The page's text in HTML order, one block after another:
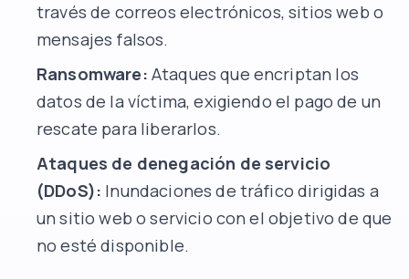
través de correos electrónicos, sitios web o
mensajes falsos.
Ransomware: Ataques que encriptan los
datos de la víctima, exigiendo el pago de un
rescate para liberarlos.
Ataques de denegación de servicio
(DDoS): Inundaciones de tráfico dirigidas a
un sitio web o servicio con el objetivo de que
no esté disponible.